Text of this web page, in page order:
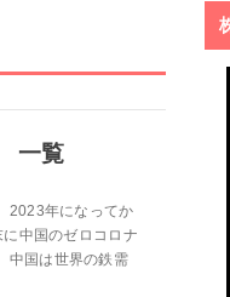
一覧
2023年になってか
中国のゼロコロナ
中国は世界の鉄需